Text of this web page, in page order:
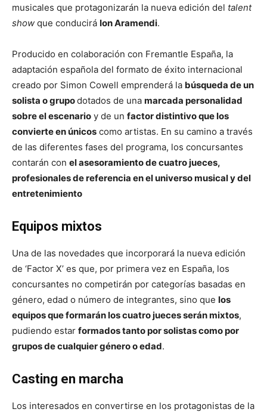
musicales que protagonizarán la nueva edición del talent
show que conducirá Ion Aramendi.
Producido en colaboración con Fremantle España, la
adaptación española del formato de éxito internacional
creado por Simon Cowell emprenderá la búsqueda de un
solista o grupodotados de una marcada personalidad
sobre el escenario y de un factor distintivo que los
convierte en únicos como artistas. En su camino a través
de las diferentes fases del programa, los concursantes
contarán con el asesoramiento de cuatro jueces,
profesionales de referencia en el universo musical y del
entretenimiento
Equipos mixtos
Una de las novedades que incorporará la nueva edición
de ‘Factor X’ es que, por primera vez en España, los
concursantes no competirán por categorías basadas en
género, edad o número de integrantes, sino que los
equipos que formarán los cuatro jueces serán mixtos,
pudiendo estar formados tanto por solistas como por
grupos de cualquier género o edad.
Casting en marcha
Los interesados en convertirse en los protagonistas de la